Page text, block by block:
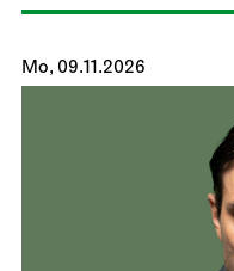
Mo, 09.11.2026